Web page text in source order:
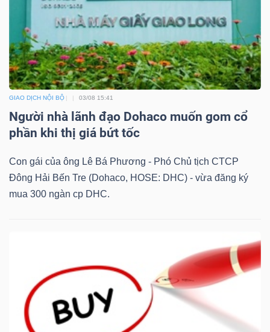
GIAO DỊCH NỘI BỘ 03/08 15:41
Người nhà lãnh đạo Dohaco muốn gom cổ
phần khi thị giá bứt tốc
Con gái của ông Lê Bá Phương - Phó Chủ tịch CTCP
Đông Hải Bến Tre (Dohaco, HOSE: DHC) - vừa đăng ký
mua 300 ngàn cp DHC.